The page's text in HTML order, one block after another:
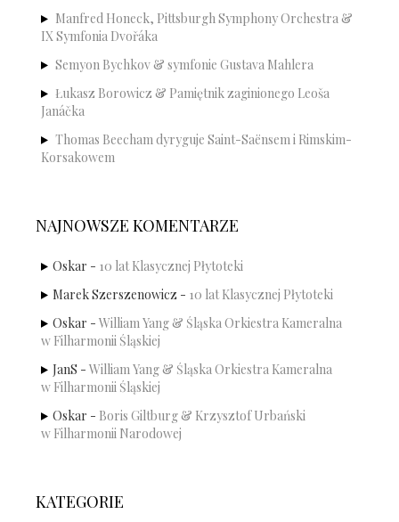
Manfred Honeck, Pittsburgh Symphony Orchestra &
IX Symfonia Dvořáka
Semyon Bychkov & symfonie Gustava Mahlera
Łukasz Borowicz & Pamiętnik zaginionego Leoša
Janáčka
Thomas Beecham dyryguje Saint-Saënsem i Rimskim-
Korsakowem
NAJNOWSZE KOMENTARZE
Oskar - 10 lat Klasycznej Płytoteki
Marek Szerszenowicz - 10 lat Klasycznej Płytoteki
Oskar - William Yang & Śląska Orkiestra Kameralna
w Filharmonii Śląskiej
JanS - William Yang & Śląska Orkiestra Kameralna
w Filharmonii Śląskiej
Oskar - Boris Giltburg & Krzysztof Urbański
w Filharmonii Narodowej
KATEGORIE